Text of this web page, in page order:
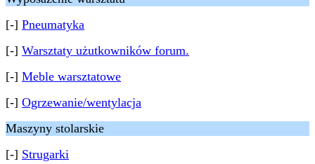
[-] Pneumatyka
[-] Warsztaty użutkowników forum.
[-] Meble warsztatowe
[-] Ogrzewanie/wentylacja
Maszyny stolarskie
[-] Strugarki